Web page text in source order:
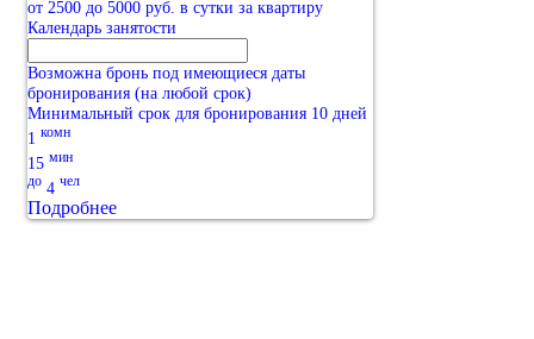
от 2500 до 5000 руб. в сутки за квартиру
Календарь занятости
Возможна бронь под имеющиеся даты
бронирования (на любой срок)
Минимальный срок для бронирования 10 дней
1 комн
15 мин
до 4 чел
Подробнее